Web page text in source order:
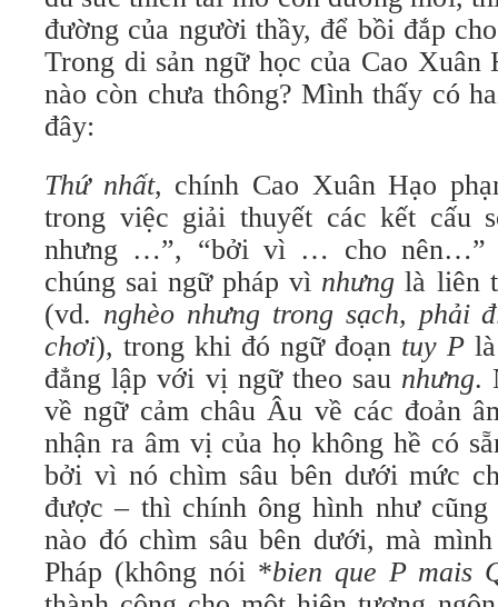
đường của người thầy, để bồi đắp
Trong di sản ngữ học của Cao Xuân
nào còn chưa thông? Mình thấy có
đây:
Thứ nhất, chính Cao Xuân Hạo
trong việc giải thuyết các kết cấu
nhưng …”, “bởi vì … cho nên…”
chúng sai ngữ pháp vì nhưng là liên
(vd. nghèo nhưng trong sạch, phải
chơi), trong khi đó ngữ đoạn tuy P
đẳng lập với vị ngữ theo sau nhưng.
về ngữ cảm châu Âu về các đoản
nhận ra âm vị của họ không hề có
bởi vì nó chìm sâu bên dưới mức
được – thì chính ông hình như
nào đó chìm sâu bên dưới, mà
Pháp (không nói *bien que P mais